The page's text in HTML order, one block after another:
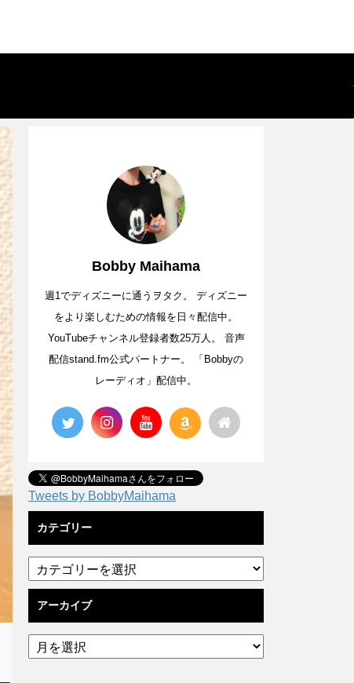
Bobby Maihama
週1でディズニーに通うヲタク。 ディズニー
をより楽しむための情報を日々配信中。
YouTubeチャンネル登録者数25万人。 音声
配信stand.fm公式パートナー。 「Bobbyの
レーディオ」配信中。
Tweets by BobbyMaihama
カテゴリー
アーカイブ